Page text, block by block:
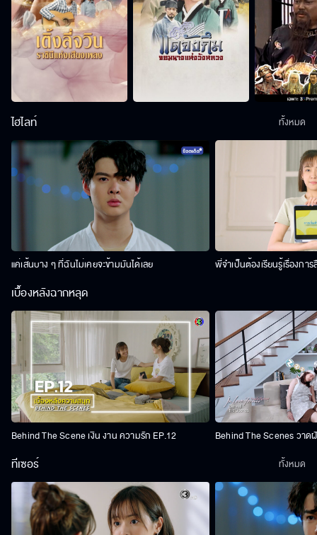
ไฮไลท์
แค่เส้นบาง ๆ ที่ฉันไม่เคยจะข้ามมันได้เลย พี่จำเป็นต้องเรียนรู้เรื่องการ
ทั้งหมด
เบื้องหลังฉากหลุด
Behind The Scene เงิน งาน ความรัก EP.12 Behind The Scenes วาด
ทีเซอร์ ทั้งหมด